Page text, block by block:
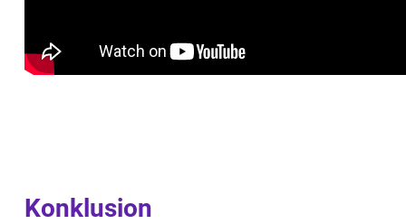
Konklusion